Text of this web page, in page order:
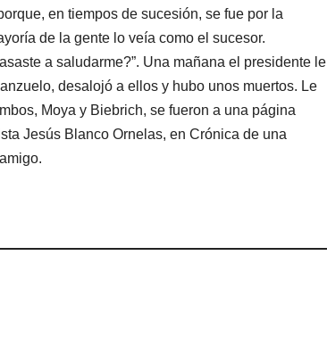
en tiempos de sucesión, se fue por la
de la gente lo veía como el sucesor.
a saludarme?”. Una mañana el presidente le
desalojó a ellos y hubo unos muertos. Le
Moya y Biebrich, se fueron a una página
Jesús Blanco Ornelas, en Crónica de una